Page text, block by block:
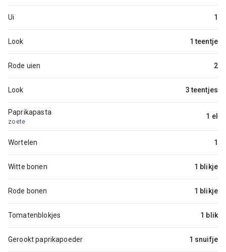
Ui 1
Look 1 teentje
Rode uien 2
Look 3 teentjes
Paprikapasta
zoete
1 el
Wortelen 1
Witte bonen 1 blikje
Rode bonen 1 blikje
Tomatenblokjes 1 blik
Gerookt paprikapoeder 1 snuifje